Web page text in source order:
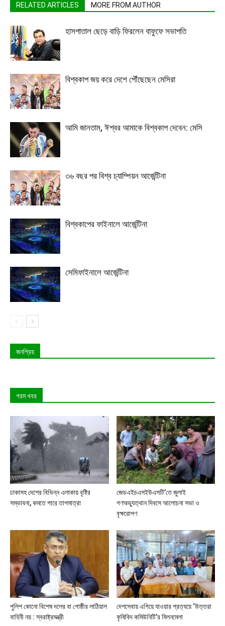
RELATED ARTICLES MORE FROM AUTHOR
হাসপাতাল ছেড়ে বাড়ি ফিরলেন বাফুফে সভাপতি
বিশ্বকাপ জয় করে দেশে পৌঁছেছেন মেসিরা
আমি জানতাম, ঈশ্বর আমাকে বিশ্বকাপ দেবেন: মেসি
৩৬ বছর পর বিশ্ব চ্যাম্পিয়ন আর্জেন্টিনা
বিশ্বকাপের ফাইনালে আর্জেন্টিনা
সেমিফাইনালে আর্জেন্টিনা
জনপ্রিয়
গরম খবর
ঢাকাসহ দেশের বিভিন্ন এলাকায় বৃষ্টির
সম্ভাবনা, কমতে পারে তাপমাত্রা
জেডএইচএসইউএসটি’তে জুলাই
গণঅভ্যুত্থান দিবসে আলোচনা সভা ও
বৃক্ষরোপণ
পুলিশ কোনো বিশেষ দলের বা গোষ্ঠীর লাঠিয়াল
বাহিনী নয় : স্বরাষ্ট্রমন্ত্রী
দেশসেবায় এগিয়ে যাওয়ার প্রত্যয়ে ‘উত্তরা
কৃষিবিদ কমিউনিটি’র মিলনমেলা